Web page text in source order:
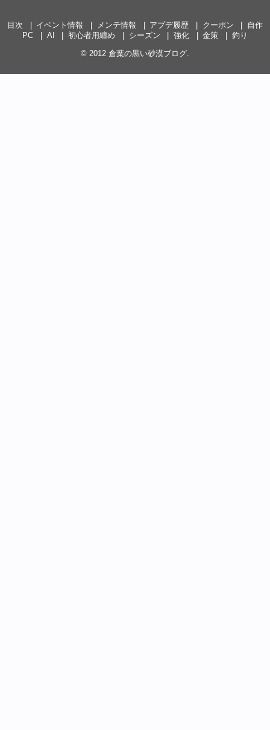
目次 イベント情報 メンテ情報 アプデ履歴 クーポン
自作
PC
AI 初心者用纏め シーズン 強化 金策
釣り
© 2012 倉葉の黒い砂漠ブログ